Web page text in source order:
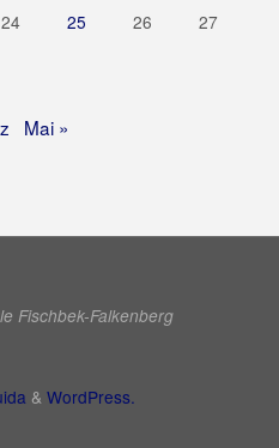
24 25 26
27
Mai »
Fischbek-Falkenberg
& WordPress.